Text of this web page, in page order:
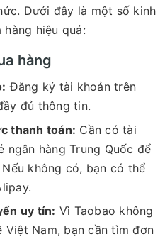
Dưới đây là một số kinh
hiệu quả:
hàng
Đăng ký tài khoản trên
đủ thông tin.
thanh toán: Cần có tài
ngân hàng Trung Quốc để
không có, bạn có thể
uy tín: Vì Taobao không
Nam, bạn cần tìm đơn